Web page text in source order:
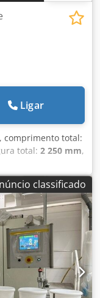
Ligar
, comprimento total:
total: 2 250 mm,
Sob consulta -
disponível: Não -
- Dimensões
mm (c x l x a) -
Aszm N Riof Ssr -
Informações
o IVA
para empresas
possível a
da área
classificado